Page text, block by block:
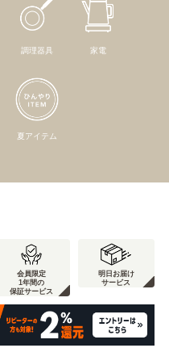
調理器具 家電
夏アイテム
会員限定
1年間の
保証サービス
明日お届け
サービス